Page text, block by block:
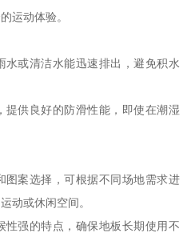
运动体验。
水或清洁水能迅速排出，避免积水
提供良好的防滑性能，即使在潮湿
图案选择，可根据不同场地需求进
动或休闲空间。
性强的特点，确保地板长期使用不